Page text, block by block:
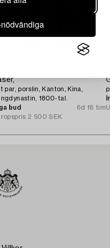
par, porslin, Kanton, Kina,
1800-tal.
bud
6d 16 tim
2 500 SEK